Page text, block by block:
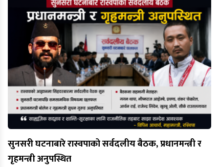
सुनसरी घटनाबारे रास्वपाको सर्वदलीय बैठक, प्रधानमन्त्री र
गृहमन्त्री अनुपस्थित